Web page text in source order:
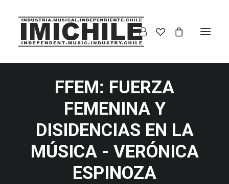
FFEM: FUERZA
FEMENINA Y
DISIDENCIAS EN LA
MÚSICA - VERÓNICA
ESPINOZA